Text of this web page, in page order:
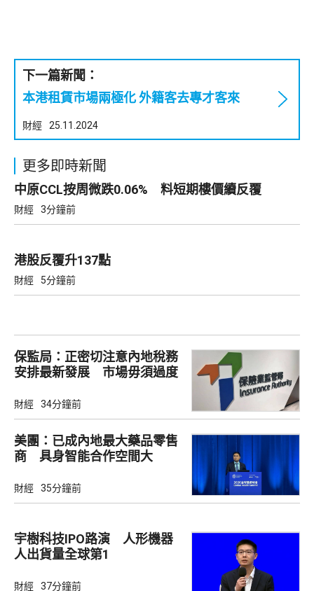
下一篇新聞：
本港租賃市場兩極化 外籍客去專才客來
財經 25.11.2024
更多即時新聞
中原CCL按周微跌0.06% 料短期樓價續反覆
財經 3分鐘前
港股反覆升137點
財經 5分鐘前
保監局：正密切注意內地稅務
安排最新發展 市場毋須過度
財經 34分鐘前
美團：已成內地最大藥品零售
商 具身智能合作空間大
財經 35分鐘前
宇樹科技IPO路演 人形機器
人出貨量全球第1
財經 37分鐘前